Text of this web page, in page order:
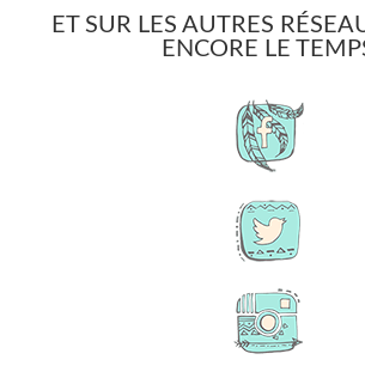
ET SUR LES AUTRES
ENCORE LE